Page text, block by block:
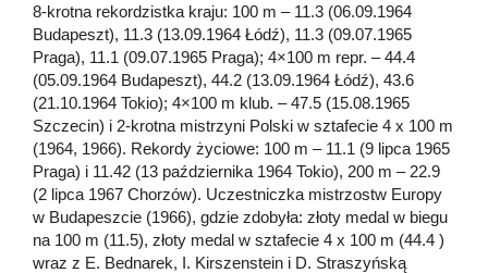
8-krotna rekordzistka kraju: 100 m – 11.3 (06.09.1964
Budapeszt), 11.3 (13.09.1964 Łódź), 11.3 (09.07.1965
Praga), 11.1 (09.07.1965 Praga); 4×100 m repr. – 44.4
(05.09.1964 Budapeszt), 44.2 (13.09.1964 Łódź), 43.6
(21.10.1964 Tokio); 4×100 m klub. – 47.5 (15.08.1965
Szczecin) i 2-krotna mistrzyni Polski w sztafecie 4 x 100 m
(1964, 1966). Rekordy życiowe: 100 m – 11.1 (9 lipca 1965
Praga) i 11.42 (13 października 1964 Tokio), 200 m – 22.9
(2 lipca 1967 Chorzów). Uczestniczka mistrzostw Europy
w Budapeszcie (1966), gdzie zdobyła: złoty medal w biegu
na 100 m (11.5), złoty medal w sztafecie 4 x 100 m (44.4 )
wraz z E. Bednarek, I. Kirszenstein i D. Straszyńską